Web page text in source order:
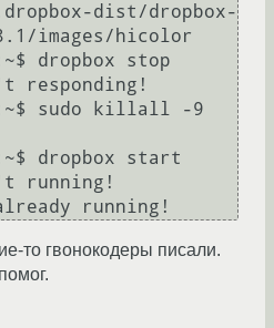
dist/dropbox-
images/hicolor
dropbox stop
responding!
sudo killall -9
dropbox start
running!
то гвонокодеры писали.